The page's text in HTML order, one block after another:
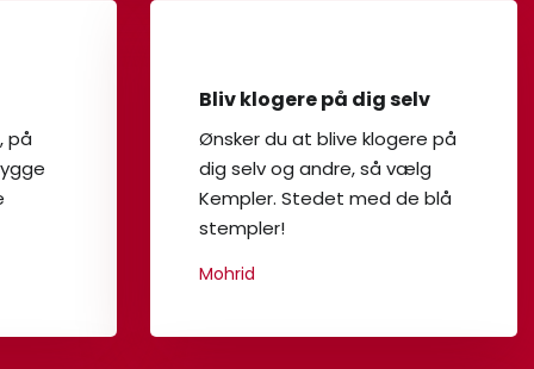
på
Bliv klogere på dig selv
Ønsker du at blive klogere på
dig selv og andre, så vælg
Kempler. Stedet med de blå
stempler!
Mohrid